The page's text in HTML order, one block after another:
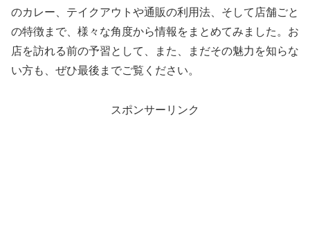
のカレー、テイクアウトや通販の利用法、そして店舗ごと
の特徴まで、様々な角度から情報をまとめてみました。お
店を訪れる前の予習として、また、まだその魅力を知らな
い方も、ぜひ最後までご覧ください。
スポンサーリンク